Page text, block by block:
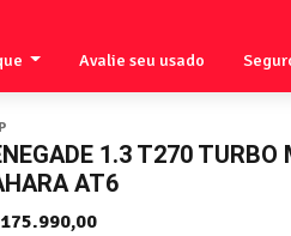
Avalie seu usado
1.3 T270 TURBO
AT6